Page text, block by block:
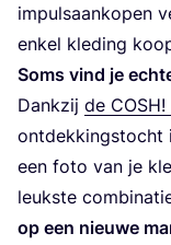
impuls­aan­ko­pen
enkel kle­ding
Soms vind je
Dank­zij de COSH!
ont­dek­kings­tocht
een foto van je
leuk­ste
op een nieu­we